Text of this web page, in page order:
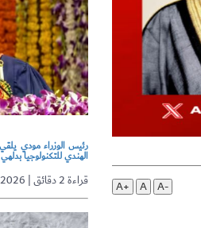
الهندي للتكنولوجيا بدلهي
08 Aug 2026 | قراءة 2 دقائق
A+
A A-